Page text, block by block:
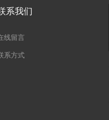
系我们
线留言
系方式